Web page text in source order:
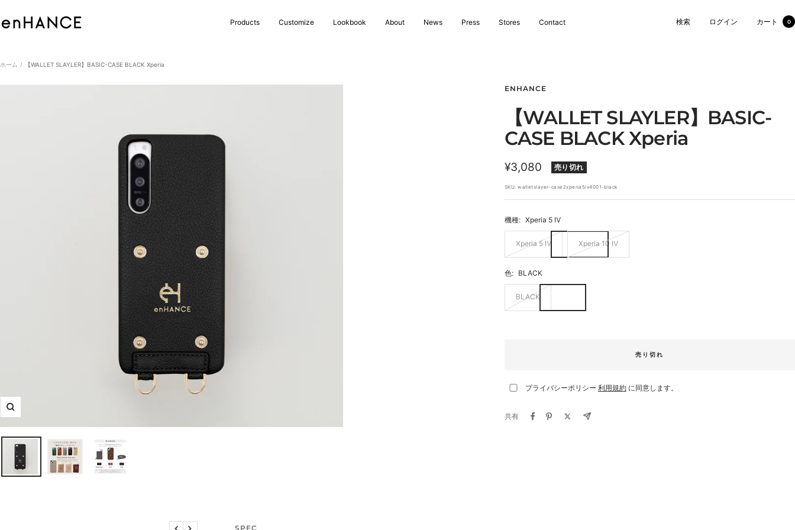
テ
へ
Products Customize Lookbook About News Press Stores Contact
enHANCE 検索 ログイン カート 0
ホーム 【WALLET SLAYLER】BASIC-CASE BLACK Xperia
ズ
ム
イ
ン
ENHANCE
【WALLET SLAYLER】BASIC-
CASE BLACK Xperia
セ
ー
ル
価
¥3,080 売り切れ
SKU:walletslayer-case2xperia5iv4001-black
機種: Xperia 5 Ⅳ
Xperia 5 Ⅳ Xperia 10 Ⅳ
色: BLACK
BLACK
売り切れ
プライバシーポリシー 利用規約に同意します。
共有
説明文 SPEC